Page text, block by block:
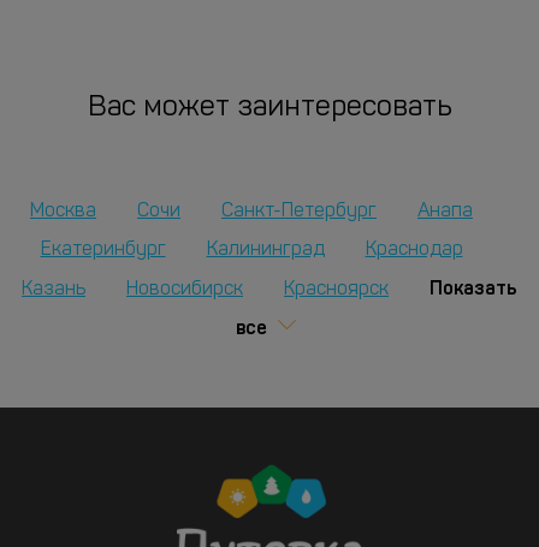
Вас может заинтересовать
Москва Сочи Санкт-Петербург
Анапа
Екатеринбург
Калининград Краснодар
Казань Новосибирск Красноярск
Показать
все